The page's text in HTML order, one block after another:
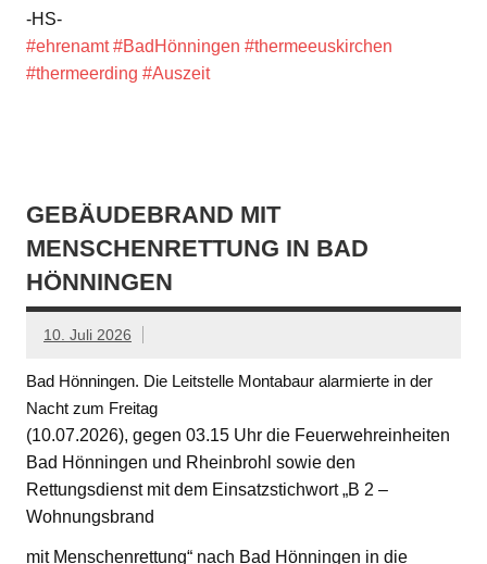
-HS-
#ehrenamt #BadHönningen #thermeeuskirchen
#thermeerding #Auszeit
GEBÄUDEBRAND MIT
MENSCHENRETTUNG IN BAD
HÖNNINGEN
10. Juli 2026
Bad Hönningen. Die Leitstelle Montabaur alarmierte in der
Nacht zum Freitag
(10.07.2026), gegen 03.15 Uhr die Feuerwehreinheiten
Bad Hönningen und Rheinbrohl sowie den
Rettungsdienst mit dem Einsatzstichwort „B 2 –
Wohnungsbrand
mit Menschenrettung“ nach Bad Hönningen in die